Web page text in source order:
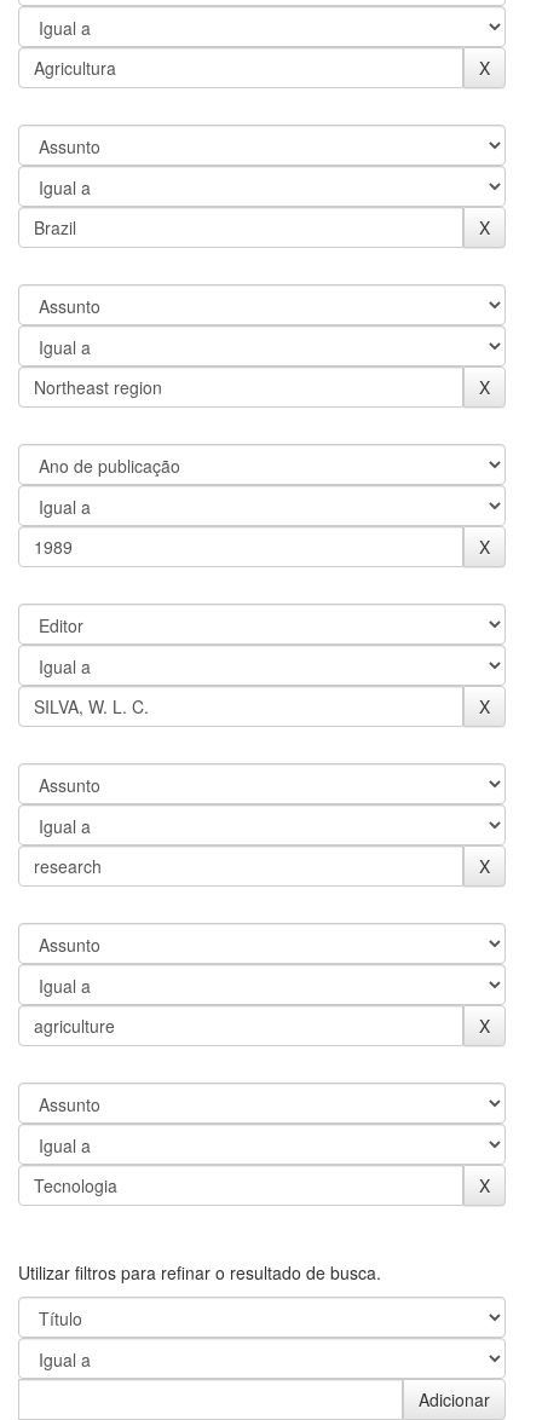
Utilizar filtros para refinar o resultado de busca.